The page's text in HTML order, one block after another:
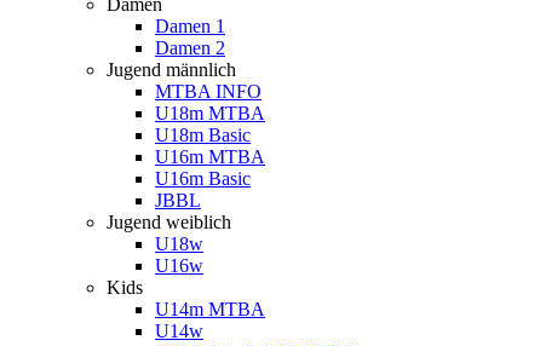
Damen
Damen 1
Damen 2
Jugend männlich
MTBA INFO
U18m MTBA
U18m Basic
U16m MTBA
U16m Basic
JBBL
Jugend weiblich
U18w
U16w
Kids
U14m MTBA
U14w